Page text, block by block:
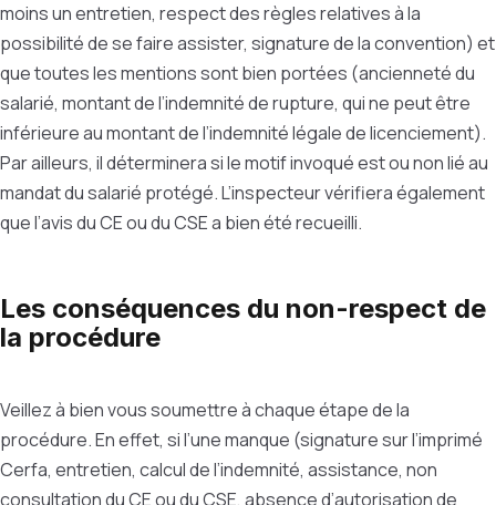
moins un entretien, respect des règles relatives à la
possibilité de se faire assister, signature de la convention) et
que toutes les mentions sont bien portées (ancienneté du
salarié, montant de l’indemnité de rupture, qui ne peut être
inférieure au montant de l’indemnité légale de licenciement).
Par ailleurs, il déterminera si le motif invoqué est ou non lié au
mandat du salarié protégé. L’inspecteur vérifiera également
que l’avis du CE ou du CSE a bien été recueilli.
Les conséquences du non-respect de
la procédure
Veillez à bien vous soumettre à chaque étape de la
procédure. En effet, si l’une manque (signature sur l’imprimé
Cerfa, entretien, calcul de l’indemnité, assistance, non
consultation du CE ou du CSE, absence d’autorisation de